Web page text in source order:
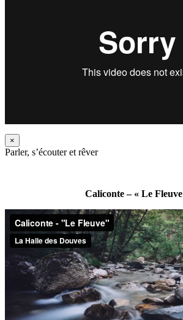
×
Parler, s’écouter et rêver
Caliconte – « Le